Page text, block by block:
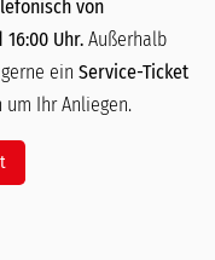
von
Uhr. Außerhalb
ein Service-Ticket
Ihr Anliegen.